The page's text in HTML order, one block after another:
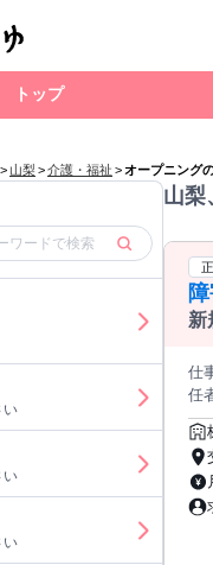
トップ
> 山梨>介護・福祉 > オープニング
い
い
い
山梨
新
仕
任
して働
す
は
成
利